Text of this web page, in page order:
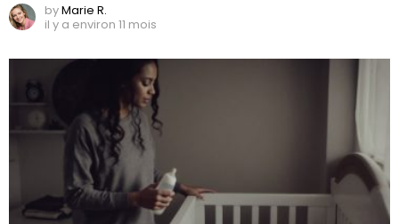
byMarie R.
il y a environ 11 mois